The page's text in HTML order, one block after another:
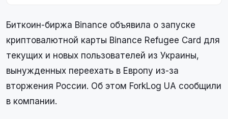
Биткоин-биржа Binance объявила о запуске
криптовалютной карты Binance Refugee Card для
текущих и новых пользователей из Украины,
вынужденных переехать в Европу из-за
вторжения России. Об этом ForkLog UA сообщили
в компании.